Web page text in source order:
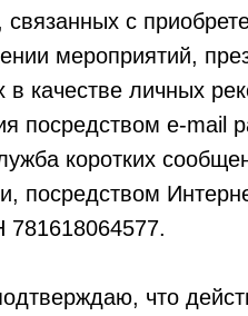
с
мероприятий,
в качестве личных
посредством e-
коротких
посредством
что